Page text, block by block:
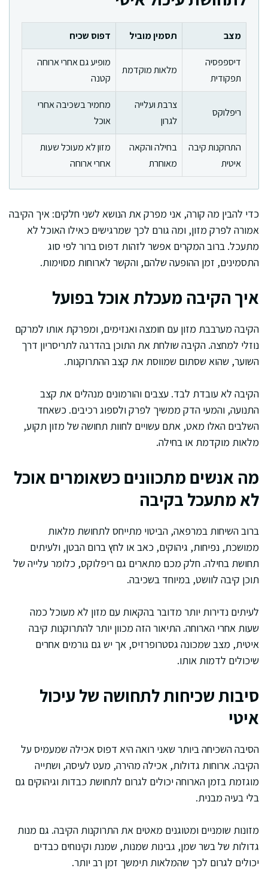
מצב תסמין מוביל
דפוס שכיח
דיספפסיה
תפקודית
מלאות מוקדמת
מופיע גם אחרי ארוחה
קטנה
ריפלוקס
צרבת ועלייה
לגרון
מחמיר בשכיבה אחרי
אוכל
התרוקנות קיבה
איטית
בחילה והקאה
מאוחרת
מזון לא מעוכל שעות
אחרי ארוחה
כדי להבין מה קורה, אני מפרק את הנושא לשני חלקים: איך הקיבה
אמורה לפרק מזון, ומה גורם לכך שמרגישים כאילו האוכל לא
מתעכל. ברוב המקרים אפשר לזהות דפוס ברור לפי סוג
התסמינים, זמן ההופעה שלהם, והקשר לארוחות מסוימות.
איך הקיבה מעכלת אוכל בפועל
הקיבה מערבבת מזון עם חומצה ואנזימים, ומפרקת אותו למרקם
נוזלי למחצה. הקיבה שולחת את התוכן בהדרגה לתריסריון דרך
השוער, שהוא שסתום שמווסת את קצב ההתרוקנות.
הקיבה לא עובדת לבד. עצבים והורמונים מנהלים את קצב
התנועה, והמעי הדק ממשיך לפרק ולספוג רכיבים. כשאחד
השלבים האלו מאט, אתם עשויים לחוות תחושה של מזון תקוע,
מלאות מוקדמת או בחילה.
מה אנשים מתכוונים כשאומרים אוכל
לא מתעכל בקיבה
ברוב השיחות במרפאה, הביטוי מתייחס לתחושת מלאות
ממושכת, נפיחות, גיהוקים, כאב או לחץ ברום הבטן, ולעיתים
תחושת בחילה. חלק מכם מתארים גם ריפלוקס, כלומר עלייה של
תוכן קיבה לוושט, במיוחד בשכיבה.
לעיתים נדירות יותר מדובר בהקאות עם מזון לא מעוכל כמה
שעות אחרי הארוחה. התיאור הזה מכוון יותר להתרוקנות קיבה
איטית, מצב שמכונה גסטרופרזיס, אך יש גם גורמים אחרים
שיכולים לדמות אותו.
סיבות שכיחות לתחושה של עיכול
איטי
הסיבה השכיחה ביותר שאני רואה היא דפוס אכילה שמעמיס על
הקיבה. ארוחות גדולות, אכילה מהירה, מעט לעיסה, ושתייה
מוגזמת בזמן הארוחה יכולים לגרום לתחושת כבדות וגיהוקים גם
בלי בעיה מבנית.
מזונות שומניים ומטוגנים מאטים את התרוקנות הקיבה. גם מנות
גדולות של בשר שמן, גבינות שמנות, שמנת וקינוחים כבדים
יכולים לגרום לכך שהמלאות תימשך זמן רב יותר.